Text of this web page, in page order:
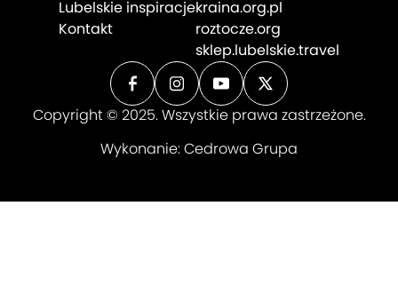
Lubelskie inspiracje
Kontakt
kraina.org.pl
roztocze.org
sklep.lubelskie.travel
Copyright © 2025. Wszystkie prawa zastrzeżone.
Wykonanie: Cedrowa Grupa